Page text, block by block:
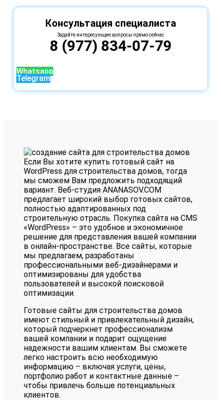
Консультация специалиста
Задайте интересующие вопросы прямо сейчас
8 (977) 834-07-79
Whatsapp
Telegram
Если Вы хотите купить готовый сайт на
WordPress для строительства домов, тогда
мы сможем Вам предложить подходящий
вариант. Веб-студия ANANASOV.COM
предлагает широкий выбор готовых сайтов,
полностью адаптированных под
строительную отрасль. Покупка сайта на CMS
«WordPress» – это удобное и экономичное
решение для представления вашей компании
в онлайн-пространстве. Все сайты, которые
мы предлагаем, разработаны
профессиональными веб-дизайнерами и
оптимизированы для удобства
пользователей и высокой поисковой
оптимизации.
Готовые сайты для строительства домов
имеют стильный и привлекательный дизайн,
который подчеркнет профессионализм
вашей компании и подарит ощущение
надежности вашим клиентам. Вы сможете
легко настроить всю необходимую
информацию – включая услуги, цены,
портфолио работ и контактные данные –
чтобы привлечь больше потенциальных
клиентов.